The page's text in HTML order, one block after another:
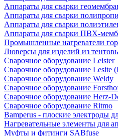
Аппараты для сварки
Аппараты для сварки
Аппараты для сварки
Аппараты для сварки ПВХ-
Промышленные нагреватели
Люверсы для изделий из
Сварочное оборудование Leister
Сварочное оборудование Lesite
Сварочное оборудование Weldy
Сварочное оборудование
Сварочное оборудование Herz-
Сварочное оборудование Ritmo
Bamperus - плоские электроды
Нагревательные элементы для
Муфты и фитинги SABfuse